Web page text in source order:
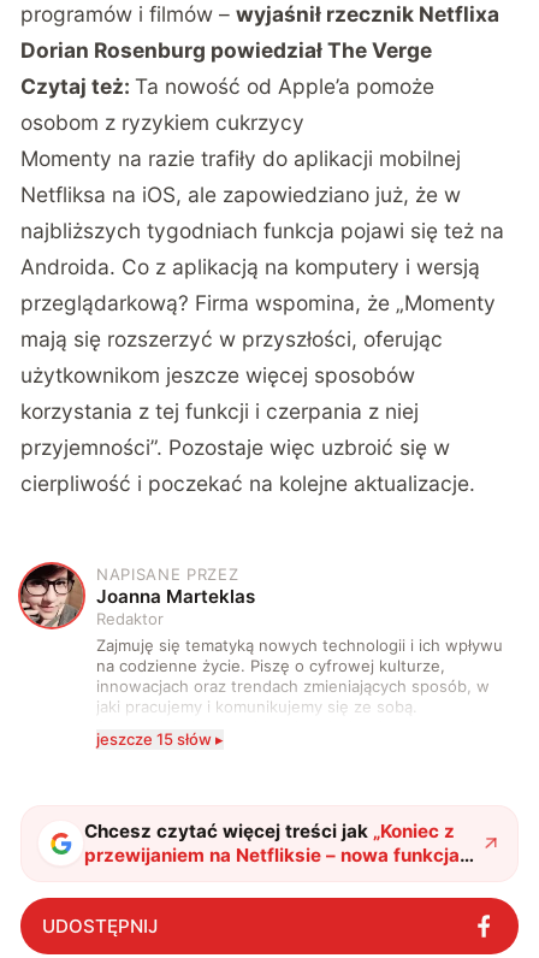
programów i filmów –wyjaśnił rzecznik Netflixa
Dorian Rosenburg powiedziałThe Verge
Czytaj też:Ta nowość od Apple’a pomoże
osobom z ryzykiem cukrzycy
Momenty na razie trafiły do aplikacji mobilnej
Netfliksa na iOS, ale zapowiedziano już, że w
najbliższych tygodniach funkcja pojawi się też na
Androida. Co z aplikacją na komputery i wersją
przeglądarkową? Firma wspomina, że „Momenty
mają się rozszerzyć w przyszłości, oferując
użytkownikom jeszcze więcej sposobów
korzystania z tej funkcji i czerpania z niej
przyjemności”. Pozostaje więc uzbroić się w
cierpliwość i poczekać na kolejne aktualizacje.
J
NAPISANE PRZEZ
Joanna Marteklas
Redaktor
Zajmuję się tematyką nowych technologii i ich wpływu
na codzienne życie. Piszę o cyfrowej kulturze,
innowacjach oraz trendach zmieniających sposób, w
jaki pracujemy i komunikujemy się ze sobą.
technologii a współczesną popkulturą. W wolnych
jeszcze 15 słów ▸
Chcesz czytać więcej treści jak „Koniec z
przewijaniem na Netfliksie – nowa funkcja
już dostępna"?
UDOSTĘPNIJ